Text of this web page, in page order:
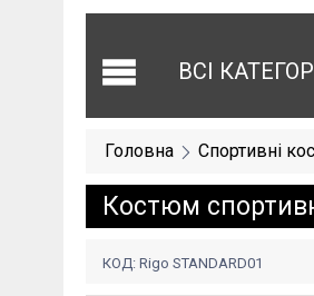
ВСІ
Головна Спортивні
Костюм
КОД: Rigo STANDARD01